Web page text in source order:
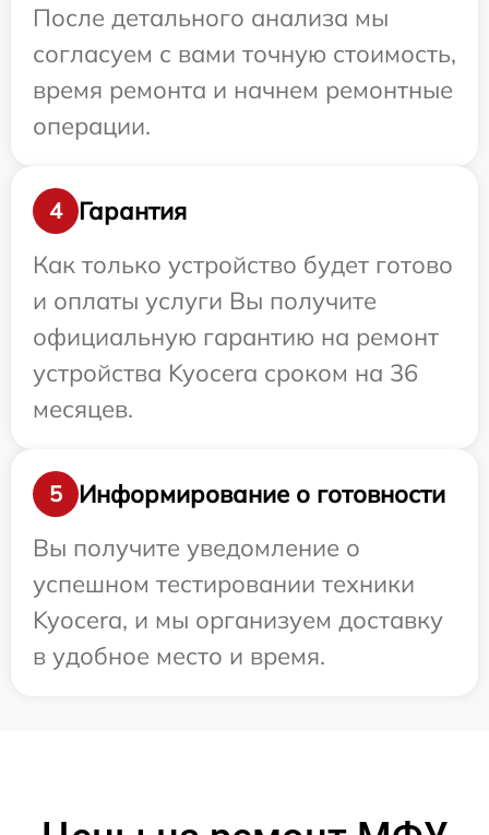
После детального анализа мы
согласуем с вами точную стоимость,
время ремонта и начнем ремонтные
операции.
4
Гарантия
Как только устройство будет готово
и оплаты услуги Вы получите
официальную гарантию на ремонт
устройства Kyocera сроком на 36
месяцев.
5
Информирование о готовности
Вы получите уведомление о
успешном тестировании техники
Kyocera, и мы организуем доставку
в удобное место и время.